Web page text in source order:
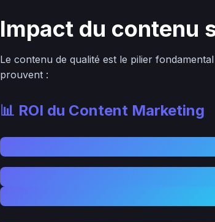
Impact du contenu
Le contenu de qualité est le pilier
prouvent :
📊 ROI du Content Marketing